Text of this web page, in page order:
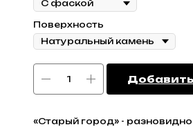
Поверхность
«Старый город» -